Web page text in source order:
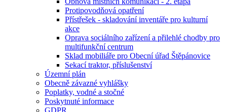
Protipovodňová opatření
Přístřešek - skladování inventáře pro kulturní
akce
Oprava sociálního zařízení a přilehlé chodby pro
multifunkční centrum
Sklad mobiliáře pro Obecní úřad Štěpánovice
Sekací traktor, příslušenství
Územní plán
Obecně závazné vyhlášky
Poplatky, vodné a stočné
Poskytnuté informace
GDPR